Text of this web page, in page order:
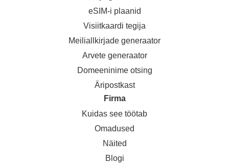
eSIM-i plaanid
Visiitkaardi tegija
Meiliallkirjade generaator
Arvete generaator
Domeeninime otsing
Äripostkast
Firma
Kuidas see töötab
Omadused
Näited
Blogi